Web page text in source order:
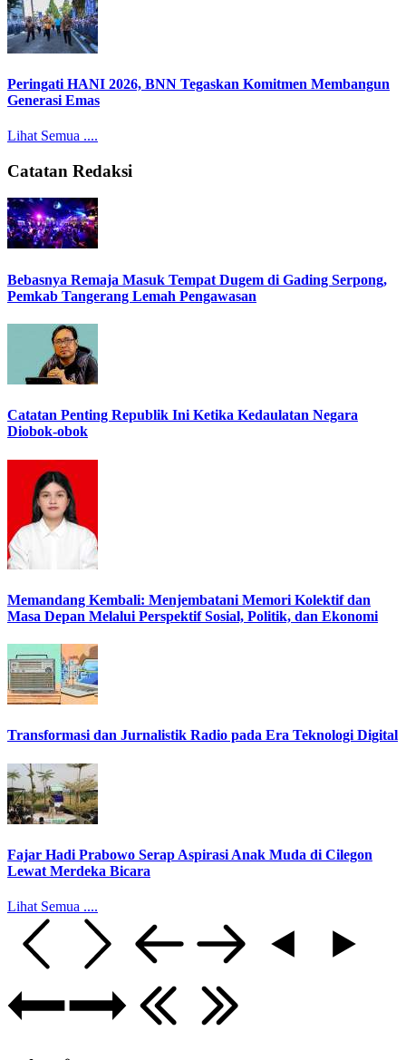
Peringati HANI 2026, BNN Tegaskan Komitmen Membangun
Generasi Emas
Lihat Semua ....
Catatan Redaksi
Bebasnya Remaja Masuk Tempat Dugem di Gading Serpong,
Pemkab Tangerang Lemah Pengawasan
Catatan Penting Republik Ini Ketika Kedaulatan Negara
Diobok-obok
Memandang Kembali: Menjembatani Memori Kolektif dan
Masa Depan Melalui Perspektif Sosial, Politik, dan Ekonomi
Transformasi dan Jurnalistik Radio pada Era Teknologi Digital
Fajar Hadi Prabowo Serap Aspirasi Anak Muda di Cilegon
Lewat Merdeka Bicara
Lihat Semua ....